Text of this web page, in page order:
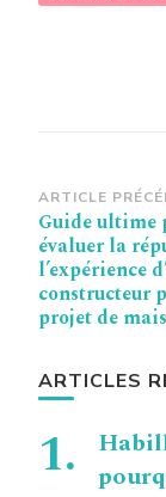
d’article
ARTICLE
Guide ultime
évaluer la
l’expérience
constructeur
projet de
ARTICLES